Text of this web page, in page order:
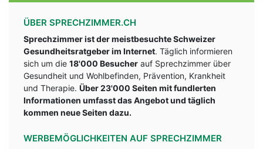
ÜBER SPRECHZIMMER.CH
Sprechzimmer ist der meistbesuchte Schweizer
Gesundheitsratgeber im Internet. Täglich informieren
sich um die 18'000 Besucher auf Sprechzimmer über
Gesundheit und Wohlbefinden, Prävention, Krankheit
und Therapie. Über 23'000 Seiten mit fundlerten
Informationen umfasst das Angebot und täglich
kommen neue Seiten dazu.
WERBEMÖGLICHKEITEN AUF SPRECHZIMMER